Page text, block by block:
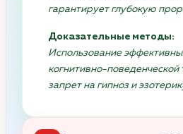
гарантирует глубокую
Доказательные методы:
Использование
когнитивно-поведенческой
запрет на гипноз и